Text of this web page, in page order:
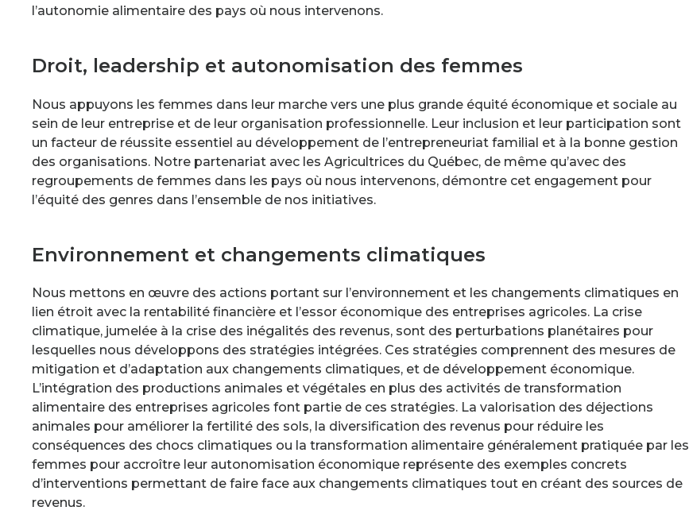
l’autonomie alimentaire des pays où nous intervenons.
Droit, leadership et autonomisation des femmes
Nous appuyons les femmes dans leur marche vers une plus grande équité économique et sociale au
sein de leur entreprise et de leur organisation professionnelle. Leur inclusion et leur participation sont
un facteur de réussite essentiel au développement de l’entrepreneuriat familial et à la bonne gestion
des organisations. Notre partenariat avec les Agricultrices du Québec, de même qu’avec des
regroupements de femmes dans les pays où nous intervenons, démontre cet engagement pour
l’équité des genres dans l’ensemble de nos initiatives.
Environnement et changements climatiques
Nous mettons en œuvre des actions portant sur l’environnement et les changements climatiques en
lien étroit avec la rentabilité financière et l’essor économique des entreprises agricoles. La crise
climatique, jumelée à la crise des inégalités des revenus, sont des perturbations planétaires pour
lesquelles nous développons des stratégies intégrées. Ces stratégies comprennent des mesures de
mitigation et d’adaptation aux changements climatiques, et de développement économique.
L’intégration des productions animales et végétales en plus des activités de transformation
alimentaire des entreprises agricoles font partie de ces stratégies. La valorisation des déjections
animales pour améliorer la fertilité des sols, la diversification des revenus pour réduire les
conséquences des chocs climatiques ou la transformation alimentaire généralement pratiquée par les
femmes pour accroître leur autonomisation économique représente des exemples concrets
d’interventions permettant de faire face aux changements climatiques tout en créant des sources de
revenus.